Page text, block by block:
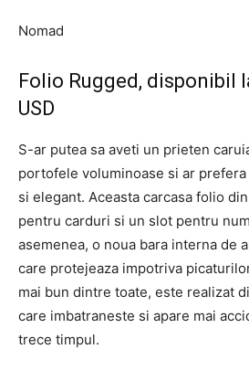
Nomad
Folio Rugged, disponibil
USD
S-ar putea sa aveti un prieten
portofele voluminoase si ar
si elegant. Aceasta carcasa folio
pentru carduri si un slot pentru
asemenea, o noua bara interna de
care protejeaza impotriva
mai bun dintre toate, este realizat
care imbatraneste si apare mai
trece timpul.